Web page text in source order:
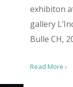
exhibiton
gallery
Bulle CH,
Read More ›